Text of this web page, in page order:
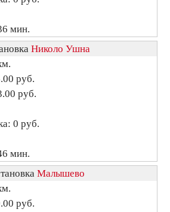
мин.
Николо Ушна
руб.
руб.
0 руб.
мин.
Малышево
руб.